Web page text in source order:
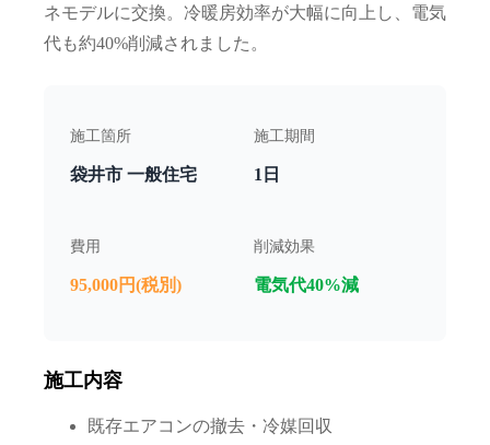
ネモデルに交換。冷暖房効率が大幅に向上し、電気
代も約40%削減されました。
施工箇所
袋井市 一般住宅
施工期間
1日
費用
95,000円(税別)
削減効果
電気代40%減
施工内容
既存エアコンの撤去・冷媒回収